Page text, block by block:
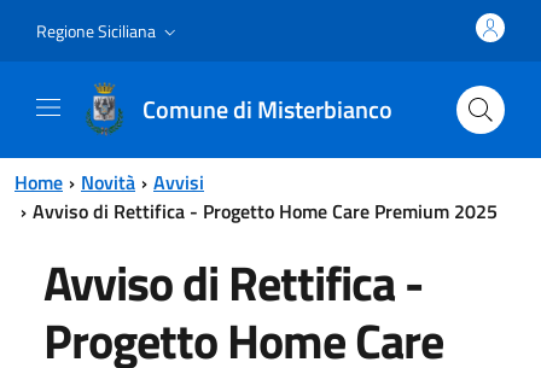
Regione Siciliana
Comune di Misterbianco
Home Novità
Avvisi
Avviso di Rettifica - Progetto Home Care Premium 2025
Avviso di Rettifica -
Progetto Home Care